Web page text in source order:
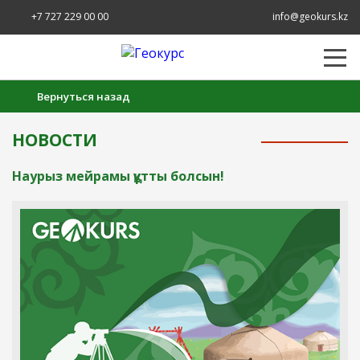
+7 727 229 00 00 info@geokurs.kz
Создание заявки на аренду прибора:
1
Уточнение деталей
2
Оформление
Вернуться назад
НОВОСТИ
Наурыз мейрамы құтты болсын!